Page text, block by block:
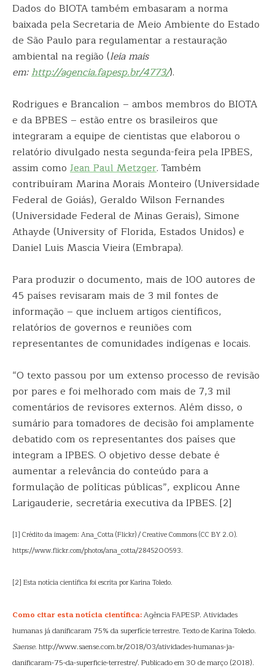
Dados do BIOTA também embasaram a norma
baixada pela Secretaria de Meio Ambiente do Estado
de São Paulo para regulamentar a restauração
ambiental na região (leia mais
em:http://agencia.fapesp.br/4773/).
Rodrigues e Brancalion – ambos membros do BIOTA
e da BPBES – estão entre os brasileiros que
integraram a equipe de cientistas que elaborou o
relatório divulgado nesta segunda-feira pela IPBES,
assim como Jean Paul Metzger. Também
contribuíram Marina Morais Monteiro (Universidade
Federal de Goiás), Geraldo Wilson Fernandes
(Universidade Federal de Minas Gerais), Simone
Athayde (University of Florida, Estados Unidos) e
Daniel Luis Mascia Vieira (Embrapa).
Para produzir o documento, mais de 100 autores de
45 países revisaram mais de 3 mil fontes de
informação – que incluem artigos científicos,
relatórios de governos e reuniões com
representantes de comunidades indígenas e locais.
“O texto passou por um extenso processo de revisão
por pares e foi melhorado com mais de 7,3 mil
comentários de revisores externos. Além disso, o
sumário para tomadores de decisão foi amplamente
debatido com os representantes dos países que
integram a IPBES. O objetivo desse debate é
aumentar a relevância do conteúdo para a
formulação de políticas públicas”, explicou Anne
Larigauderie, secretária executiva da IPBES. [2]
[1] Crédito da imagem: Ana_Cotta (Flickr) / Creative Commons (CC BY 2.0).
https://www.flickr.com/photos/ana_cotta/2845200593.
[2] Esta notícia científica foi escrita por Karina Toledo.
Como citar esta notícia científica:Agência FAPESP. Atividades
humanas já danificaram 75% da superfície terrestre. Texto de Karina Toledo.
Saense. http://www.saense.com.br/2018/03/atividades-humanas-ja-
danificaram-75-da-superficie-terrestre/. Publicado em 30 de março (2018).